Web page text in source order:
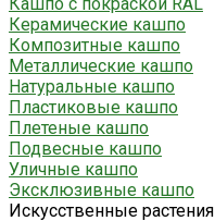
Керамические кашпо
Композитные кашпо
Металлические кашпо
Натуральные кашпо
Пластиковые кашпо
Плетеные кашпо
Подвесные кашпо
Уличные кашпо
Эксклюзивные кашпо
Искусственные растения